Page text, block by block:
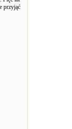
przyjąć